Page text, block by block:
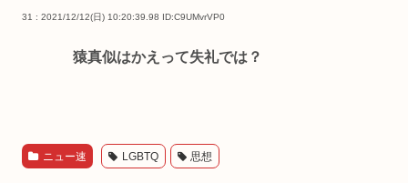
31 : 2021/12/12(日) 10:20:39.98 ID:C9UMvrVP0
猿真似はかえって失礼では？
ニュー速 LGBTQ 思想